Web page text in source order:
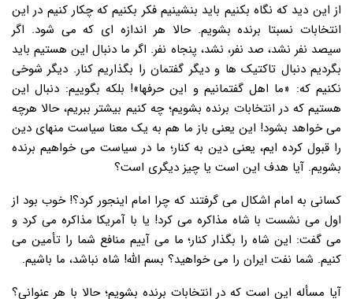
از این دید که نگاه بکنیم باید بنشینیم فکر بکنیم که چکار کنیم در این
انتخابات نسبتا برنده بشویم. حالا هر اندازه ای که می شود. اگر
سیصد نفر نشد، صد نفر، نشد، پنجاه نفر. اگر ما دنبال این هستیم باید
بگردیم دنبال تاکتیک ها و دیگر گفتمان را بگذاریم کنار. دیگر شوخی
نکنیم که: «ما اهل گفتمانیم و این حرفها»! بلکه بگوییم: دنبال این
هستیم که در انتخابات برنده بشویم؛ چه کنیم بیشتر ببریم، حالا هرچه
می خواهد بشود! این یعنی باز ما هم به یک معنا سیاست منهای دین
را قبول کرده ایم، یعنی دین به کنار؛ ما در سیاست می خواهیم برنده
بشویم. آیا هدف این است یا چیز دیگری است؟
کسانی به امام اشکال می گرفتند که چرا امام اینجور کرد؟! خوب بود از
اول می نشست با شاه مذاکره می کرد! یا با آمریکا مذاکره می کرد و
می گفت: این شاه را بگذار کنار؛ ما می آییم منافع شما را تأمین می
کنیم. شما نفت ایران را می خواهید؟ بسم الله! شاه نباشد، ما باشیم.
آیا مسأله این است که در انتخابات برنده بشویم؛ حالا با هر عنوانی؟